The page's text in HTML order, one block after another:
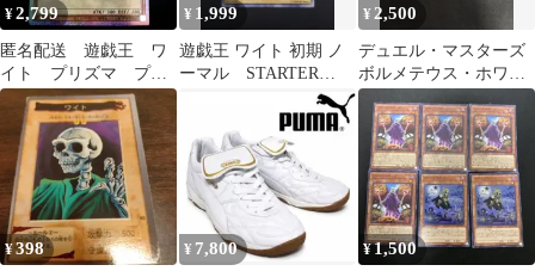
¥2,799
匿名配送 遊戯王 ワ
イト プリズマ プリ
シク スタンプ 1枚
¥ 1,999
遊戯王 ワイト 初期 ノ
ーマル STARTER
¥ 2,500
デュエル・マスターズ
ボルメテウス・ホワイ
ト・ドラゴン
¥398 ¥ 7,800 ¥1,500